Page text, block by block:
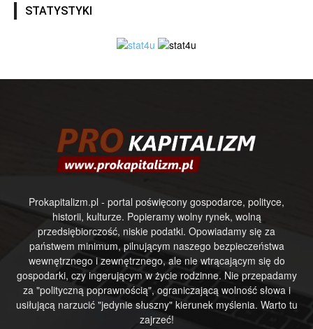
STATYSTYKI
Prokapitalizm.pl - portal poświęcony gospodarce, polityce,
historii, kulturze. Popieramy wolny rynek, wolną
przedsiębiorczość, niskie podatki. Opowiadamy się za
państwem minimum, pilnującym naszego bezpieczeństwa
wewnętrznego i zewnętrznego, ale nie wtrącającym się do
gospodarki, czy ingerującym w życie rodzinne. Nie przepadamy
za "polityczną poprawnością", ograniczającą wolność słowa i
usiłującą narzucić "jedynie słuszny" kierunek myślenia. Warto tu
zajrzeć!